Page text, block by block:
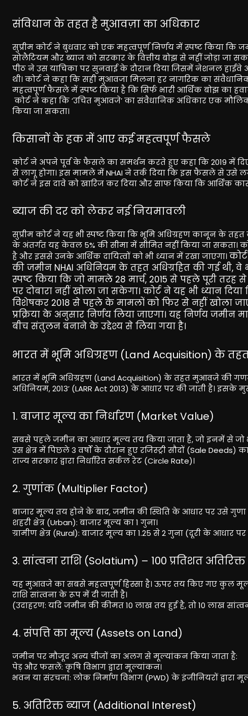
संविधान के तहत है मुआवज़ा का अधिकार
सुप्रीम कोर्ट ने बुधवार को एक महत्वपूर्ण निर्णय में स्पष्ट किया
सोलैटियम और ब्याज को सरकार के वित्तीय बोझ से नहीं जोड़ा जा
पीठ ने उस याचिका पर सुनवाई के दौरान दिया जिसमें नेशनल हाईवे
थी। कोर्ट ने कहा कि सही मुआवजा मिलना हर नागरिक का
महत्वपूर्ण फैसले में स्पष्ट किया है कि सिर्फ भारी आर्थिक बोझ का
कोर्ट ने कहा कि ‘उचित मुआवजे’ का संवैधानिक अधिकार एक
किया जा सकता।
किसानों के हक में आए कई महत्वपूर्ण फैसले
कोर्ट ने अपने पूर्व के फैसले का समर्थन करते हुए कहा कि 2019 में
से लागू होगा। इस मामले में NHAI ने तर्क दिया कि इस फैसले से उसे
कोर्ट ने इस दावे को खारिज कर दिया और साफ किया कि आर्थिक
ब्याज की दर को लेकर नई नियमावली
सुप्रीम कोर्ट ने यह भी स्पष्ट किया कि भूमि अधिग्रहण कानून के
के अंतर्गत यह केवल 5% की सीमा में सीमित नहीं किया जा
है और इससे उनके आर्थिक दायित्वों को भी ध्यान में रखा जाएगा।
की जमीन NHAI अधिनियम के तहत अधिग्रहित की गई थी, वे
स्पष्ट किया कि जो मामले 28 मार्च, 2015 से पहले पूरी
पर दोबारा नहीं खोला जा सकेगा। कोर्ट ने यह भी ध्यान
विशेषकर 2018 से पहले के मामलों को फिर से नहीं खोला
प्रक्रिया के अनुसार निर्णय लिया जाएगा। यह निर्णय जमीन
बीच संतुलन बनाने के उद्देश्य से लिया गया है।
भारत में भूमि अधिग्रहण (Land Acquisition) के
भारत में भूमि अधिग्रहण (Land Acquisition) के तहत मुआवजे की
अधिनियम, 2013’ (LARR Act 2013) के आधार पर की जाती है।
1. बाजार मूल्य का निर्धारण (Market Value)
सबसे पहले जमीन का आधार मूल्य तय किया जाता है, जो इनमें से जो
उस क्षेत्र में पिछले 3 वर्षों के दौरान हुए रजिस्ट्री सौदों (Sale
राज्य सरकार द्वारा निर्धारित सर्कल रेट (Circle Rate)।
2. गुणांक (Multiplier Factor)
बाजार मूल्य तय होने के बाद, जमीन की स्थिति के आधार पर उसे गुणा
शहरी क्षेत्र (Urban): बाजार मूल्य का 1 गुना।
ग्रामीण क्षेत्र (Rural): बाजार मूल्य का 1.25 से 2 गुना (दूरी के आधार
3. सांत्वना राशि (Solatium) – 100 प्रतिशत अतिरिक्त
यह मुआवजे का सबसे महत्वपूर्ण हिस्सा है। ऊपर तय किए गए कुल
राशि सांत्वना के रूप में दी जाती है।
(उदाहरण: यदि जमीन की कीमत 10 लाख तय हुई है, तो 10 लाख
4. संपत्ति का मूल्य (Assets on Land)
जमीन पर मौजूद अन्य चीजों का अलग से मूल्यांकन किया जाता है:
पेड़ और फसलें: कृषि विभाग द्वारा मूल्यांकन।
भवन या संरचना: लोक निर्माण विभाग (PWD) के इंजीनियरों द्वारा
5. अतिरिक्त ब्याज (Additional Interest)